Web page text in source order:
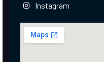
Instagram